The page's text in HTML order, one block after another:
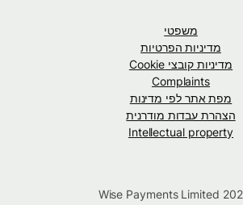
משפטי
מדיניות הפרטיות
מדיניות קובצי Cookie
Complaints
מפת אתר לפי מדינות
הצהרת עבדות מודרנית
Intellectual property